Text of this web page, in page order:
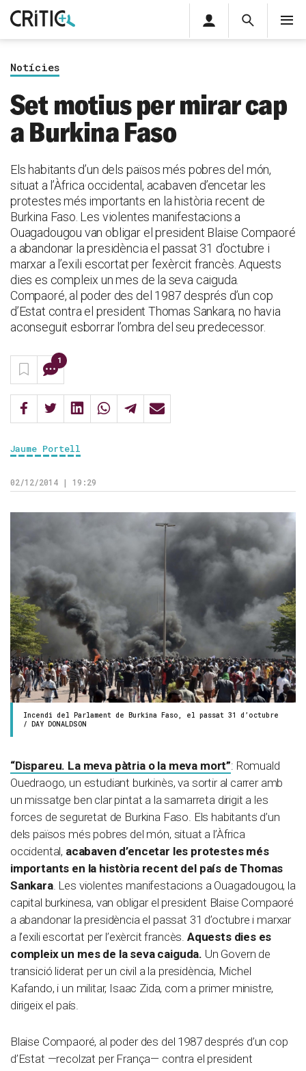
Cerca
privada
Inicia sessió
Notícies
Set motius per mirar cap
a Burkina Faso
Els habitants d’un dels països més pobres del món,
situat a l’Àfrica occidental, acabaven d’encetar les
protestes més importants en la història recent de
Burkina Faso. Les violentes manifestacions a
Ouagadougou van obligar el president Blaise Compaoré
a abandonar la presidència el passat 31 d’octubre i
marxar a l’exili escortat per l’exèrcit francès. Aquests
dies es compleix un mes de la seva caiguda.
Compaoré, al poder des del 1987 després d’un cop
d’Estat contra el president Thomas Sankara, no havia
aconseguit esborrar l’ombra del seu predecessor.
1
Jaume Portell
02/12/2014 | 19:29
Incendi del Parlament de Burkina Faso, el passat 31 d’octubre
/ DAY DONALDSON
“Dispareu. La meva pàtria o la meva mort”: Romuald
Ouedraogo, un estudiant burkinès, va sortir al carrer amb
un missatge ben clar pintat a la samarreta dirigit a les
forces de seguretat de Burkina Faso. Els habitants d’un
dels països més pobres del món, situat a l’Àfrica
occidental, acabaven d’encetar les protestes més
importants en la història recent del país de Thomas
Sankara. Les violentes manifestacions a Ouagadougou, la
capital burkinesa, van obligar el president Blaise Compaoré
a abandonar la presidència el passat 31 d’octubre i marxar
a l’exili escortat per l’exèrcit francès. Aquests dies es
compleix un mes de la seva caiguda. Un Govern de
transició liderat per un civil a la presidència, Michel
Kafando, i un militar, Isaac Zida, com a primer ministre,
dirigeix el país.
Blaise Compaoré, al poder des del 1987 després d’un cop
d’Estat —recolzat per França— contra el president